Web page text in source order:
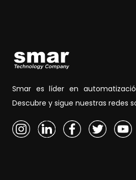
Smar es líder en
Descubre y sigue nuestras redes